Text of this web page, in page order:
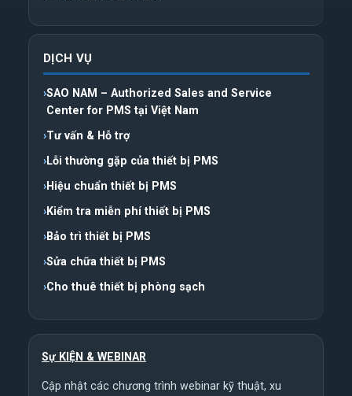
DỊCH VỤ
SAO NAM – Authorized Sales and Service
Center for PMS tại Việt Nam
Tư vấn & Hỗ trợ
Lỗi thường gặp của thiết bị PMS
Hiệu chuẩn thiết bị PMS
Kiểm tra miễn phí thiết bị PMS
Bảo trì thiết bị PMS
Sửa chữa thiết bị PMS
Cho thuê thiết bị phòng sạch
Sự KIỆN & WEBINAR
Cập nhật các chương trình webinar kỹ thuật, xu